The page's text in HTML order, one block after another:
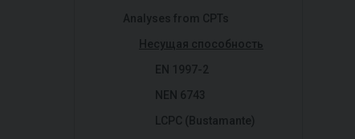
Analyses from CPTs
Несущая способность
EN 1997-2
NEN 6743
LCPC (Bustamante)